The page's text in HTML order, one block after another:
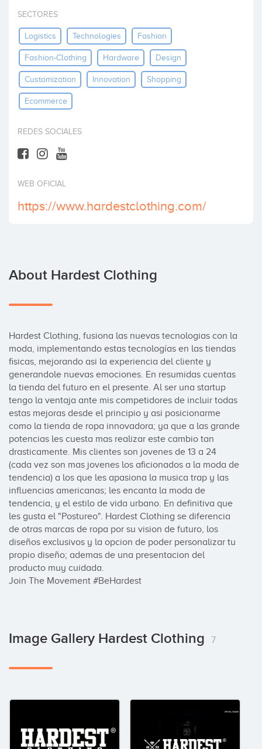
Invest
SECTORES
Logistics Technologies Fashion
Fashion-Clothing Hardware Design
Customization Innovation Shopping
Ecommerce
REDES SOCIALES
WEB OFICIAL
https://www.hardestclothing.com/
About Hardest Clothing
Hardest Clothing, fusiona las nuevas tecnologias con la
moda, implementando estas tecnologías en las tiendas
fisicas, mejorando asi la experiencia del cliente y
generandole nuevas emociones. En resumidas cuentas
la tienda del futuro en el presente. Al ser una startup
tengo la ventaja ante mis competidores de incluir todas
estas mejoras desde el principio y asi posicionarme
como la tienda de ropa innovadora; ya que a las grande
potencias les cuesta mas realizar este cambio tan
drasticamente. Mis clientes son jovenes de 13 a 24
(cada vez son mas jovenes los aficionados a la moda de
tendencia) a los que les apasiona la musica trap y las
influencias americanas; les encanta la moda de
tendencia, y el estilo de vida urbano. En definitiva que
les gusta el "Postureo". Hardest Clothing se diferencia
de otras marcas de ropa por su vision de futuro, los
diseños exclusivos y la opcion de poder personalizar tu
propio diseño; ademas de una presentacion del
producto muy cuidada.
Join The Movement #BeHardest
Image Gallery Hardest Clothing 7